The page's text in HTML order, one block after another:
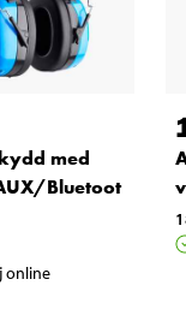
med
Bluetoot
online